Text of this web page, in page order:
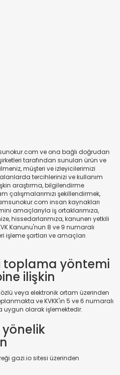
ve ona bağlı doğrudan
tarafından sunulan ürün ve
müşteri ve izleyicilerimizi
tercihlerinizi ve kullanım
araştırma, bilgilendirme
çalışmalarımızı şekillendirmek,
insan kaynakları
amaçlarıyla iş ortaklarımıza,
hissedarlarımıza, kanunen yetkili
Kanunu'nun 8 ve 9 numaralı
işleme şartları ve amaçları
toplama yöntemi
ilişkin
veya elektronik ortam üzerinden
ve KVKK'ın 5 ve 6 numaralı
olarak işlemektedir.
yönelik
gazi.io sitesi üzerinden